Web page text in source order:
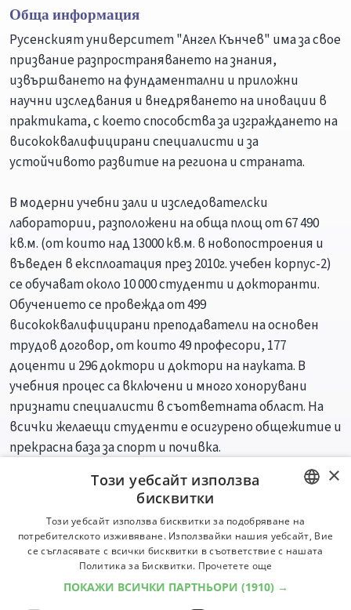
Обща информация
Русенският университет "Ангел Кънчев" има за свое
призвание разпространяването на знания,
извършването на фундаментални и приложни
научни изследвания и внедряването на иновации в
практиката, с което способства за изграждането на
висококвалифицирани специалисти и за
устойчивото развитие на региона и страната.
В модерни учебни зали и изследователски
лаборатории, разположени на обща площ от 67 490
кв.м. (от които над 13000 кв.м. в новопостроения и
въведен в експлоатация през 2010г. учебен корпус-2)
се обучават около 10 000 студенти и докторанти.
Обучението се провежда от 499
висококвалифицирани преподаватели на основен
трудов договор, от които 49 професори, 177
доценти и 296 доктори и доктори на науката. В
учебния процес са включени и много хонорувани
признати специалисти в съответната област. На
всички желаещи студенти е осигурено общежитие и
прекрасна база за спорт и почивка.
Специалности Професии
BULGARIAN
ENGLISH
×
Този уебсайт използва
бисквитки
Този уебсайт използва бисквитки за подобряване на
потребителското изживяване. Използвайки нашия уебсайт, Вие
се съгласявате с всички бисквитки в съответствие с нашата
Политика за Бисквитки. Прочетете още
ПОКАЖИ ВСИЧКИ ПАРТНЬОРИ (1910) →